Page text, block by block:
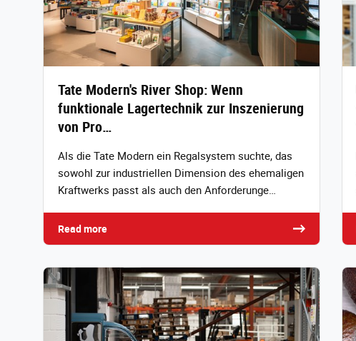
Tate Modern's River Shop: Wenn
funktionale Lagertechnik zur Inszenierung
von Pro…
Als die Tate Modern ein Regalsystem suchte, das
sowohl zur industriellen Dimension des ehemaligen
Kraftwerks passt als auch den Anforderunge…
Read more